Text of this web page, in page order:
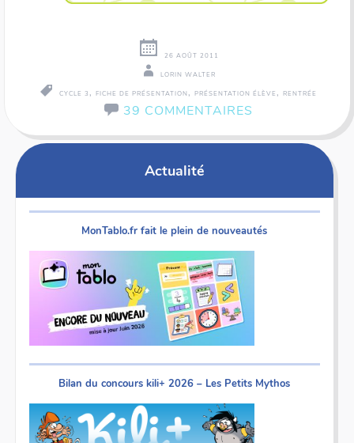
26 AOÛT 2011
LORIN WALTER
CYCLE 3 , FICHE DE PRÉSENTATION , PRÉSENTATION ÉLÈVE , RENTRÉE
39 COMMENTAIRES
Actualité
MonTablo.fr fait le plein de nouveautés
Bilan du concours kili+ 2026 – Les Petits Mythos